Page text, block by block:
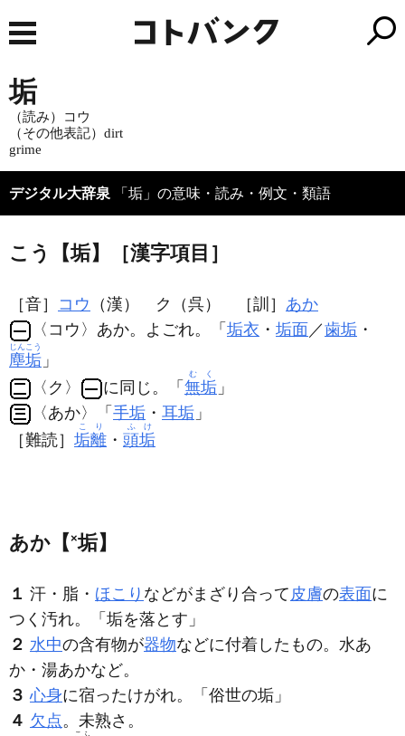
垢
（読み）コウ
（その他表記）dirt
grime
デジタル大辞泉 「垢」の意味・読み・例文・類語
こう【垢】［漢字項目］
［音］ コウ （漢） ク（呉） ［訓］ あか
〈コウ〉あか。よごれ。「 垢衣 ・ 垢面 ／歯垢 ・
塵垢
じんこう
」
〈ク〉
に同じ。「 無垢
むく
」
〈あか〉「 手垢 ・ 耳垢 」
［難読］ 垢離
こり
・ 頭垢
ふけ
あか【 ×垢】
１ 汗・脂・ ほこり などがまざり合って 皮膚の表面に
つく汚れ。「 垢を落とす」
２ 水中の含有物が器物などに付着したもの。水あ
か・湯あかなど。
３ 心身に宿ったけがれ。「俗世の垢 」
４ 欠点 。未熟さ。
こふ